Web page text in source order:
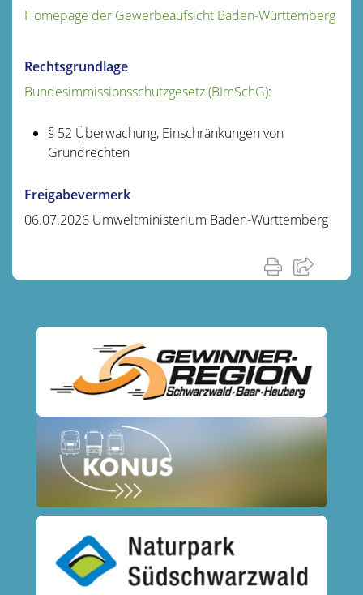
Homepage der Gewerbeaufsicht Baden-Württemberg
Rechtsgrundlage
Bundesimmissionsschutzgesetz (BImSchG):
§ 52 Überwachung, Einschränkungen von
Grundrechten
Freigabevermerk
06.07.2026 Umweltministerium Baden-Württemberg